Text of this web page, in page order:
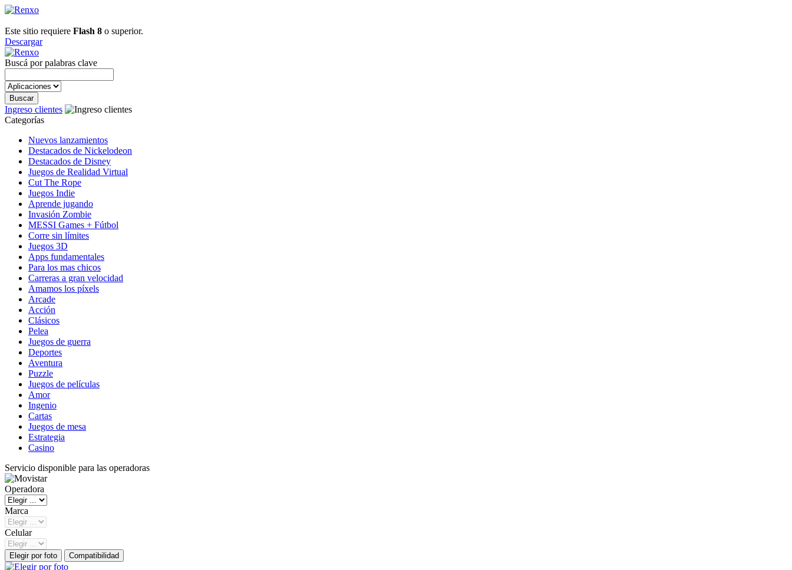
Este sitio requiere Flash 8 o superior.
Descargar
Buscá por palabras clave
Ingreso clientes
Categorías
Nuevos lanzamientos
Destacados de Nickelodeon
Destacados de Disney
Juegos de Realidad Virtual
Cut The Rope
Juegos Indie
Aprende jugando
Invasión Zombie
MESSI Games + Fútbol
Corre sin límites
Juegos 3D
Apps fundamentales
Para los mas chicos
Carreras a gran velocidad
Amamos los píxels
Arcade
Acción
Clásicos
Pelea
Juegos de guerra
Deportes
Aventura
Puzzle
Juegos de películas
Amor
Ingenio
Cartas
Juegos de mesa
Estrategia
Casino
Servicio disponible para las operadoras
Operadora
Marca
Celular